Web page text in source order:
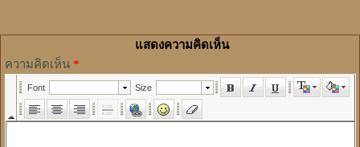
แสดงความคิดเห็น
ความคิดเห็น *